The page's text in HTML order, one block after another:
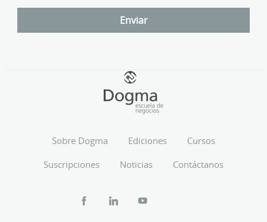
Sobre Dogma Ediciones
Cursos
Suscripciones
Noticias Contáctanos